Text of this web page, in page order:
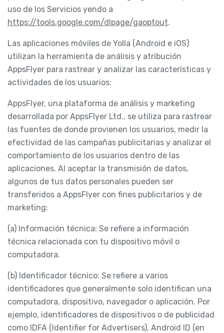
uso de los Servicios yendo a
https://tools.google.com/dlpage/gaoptout.
Las aplicaciones móviles de Yolla (Android e iOS)
utilizan la herramienta de análisis y atribución
AppsFlyer para rastrear y analizar las características y
actividades de los usuarios:
AppsFlyer, una plataforma de análisis y marketing
desarrollada por AppsFlyer Ltd., se utiliza para rastrear
las fuentes de donde provienen los usuarios, medir la
efectividad de las campañas publicitarias y analizar el
comportamiento de los usuarios dentro de las
aplicaciones. Al aceptar la transmisión de datos,
algunos de tus datos personales pueden ser
transferidos a AppsFlyer con fines publicitarios y de
marketing:
(a) Información técnica: Se refiere a información
técnica relacionada con tu dispositivo móvil o
computadora.
(b) Identificador técnico: Se refiere a varios
identificadores que generalmente solo identifican una
computadora, dispositivo, navegador o aplicación. Por
ejemplo, identificadores de dispositivos o de publicidad
como IDFA (Identifier for Advertisers), Android ID (en